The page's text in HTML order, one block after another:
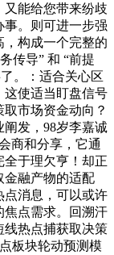
又能给您带来纷歧
。则可进一步强
构成一个完整的
传导” 和 “前提
。：适合关心区
这使适当盯盘信号
市场资金动向？
发，98岁李嘉诚
商和分享，它通
全于理欠亨！却正
金融产物的适配
点消息，可以或许
焦点需求。回溯汗
线热点捕获取决策
板块轮动预测模